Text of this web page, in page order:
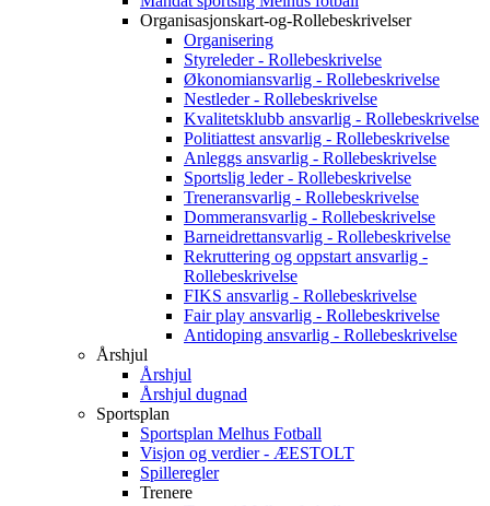
Organisasjonskart-og-Rollebeskrivelser
Organisering
Styreleder - Rollebeskrivelse
Økonomiansvarlig - Rollebeskrivelse
Nestleder - Rollebeskrivelse
Kvalitetsklubb ansvarlig - Rollebeskrivelse
Politiattest ansvarlig - Rollebeskrivelse
Anleggs ansvarlig - Rollebeskrivelse
Sportslig leder - Rollebeskrivelse
Treneransvarlig - Rollebeskrivelse
Dommeransvarlig - Rollebeskrivelse
Barneidrettansvarlig - Rollebeskrivelse
Rekruttering og oppstart ansvarlig -
Rollebeskrivelse
FIKS ansvarlig - Rollebeskrivelse
Fair play ansvarlig - Rollebeskrivelse
Antidoping ansvarlig - Rollebeskrivelse
Årshjul
Årshjul
Årshjul dugnad
Sportsplan
Sportsplan Melhus Fotball
Visjon og verdier - ÆESTOLT
Spilleregler
Trenere